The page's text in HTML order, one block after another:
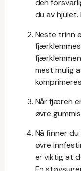
den
du av hjulet.
Neste trinn
mest mulig
Når fjæren
øvre
Nå finner
øvre
er viktig at
En